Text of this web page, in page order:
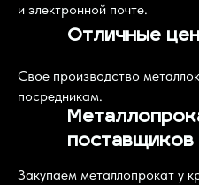
и электронной почте.
Отличные
Свое производство
посредникам.
поставщиков
Закупаем металлопрокат у